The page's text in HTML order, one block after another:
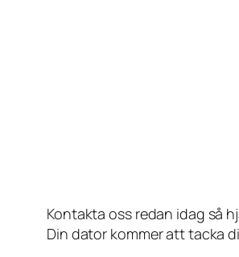
Kontakta oss redan idag så
Din dator kommer att tacka